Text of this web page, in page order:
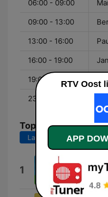
06:00 - 09:00
09:00 - 13:00
13:00 - 16:00
16:00 - 19:00
19:00 - 23:00
23:00 - 00:00
Top nummers
Laatste 7 dagen
1 Een dagje
De Flierefluiter
RTV Oost
APP